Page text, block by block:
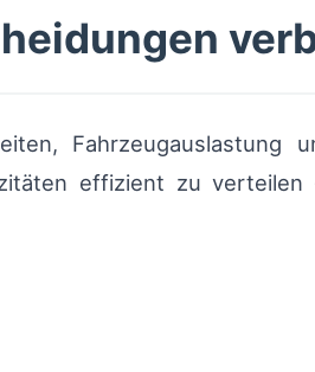
Fahrzeugauslastung
effizient zu